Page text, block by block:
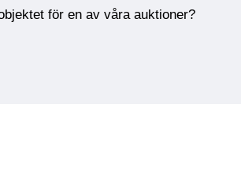
för en av våra auktioner?